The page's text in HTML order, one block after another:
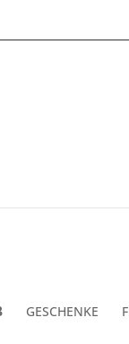
GESCHENKE